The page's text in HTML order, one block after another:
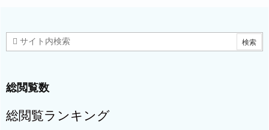
総閲覧数
総閲覧ランキング